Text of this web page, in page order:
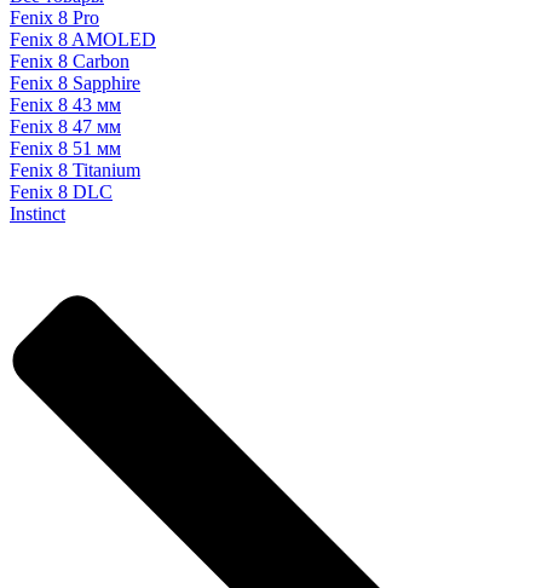
Fenix 8 Pro
Fenix 8 AMOLED
Fenix 8 Carbon
Fenix 8 Sapphire
Fenix 8 43 мм
Fenix 8 47 мм
Fenix 8 51 мм
Fenix 8 Titanium
Fenix 8 DLC
Instinct